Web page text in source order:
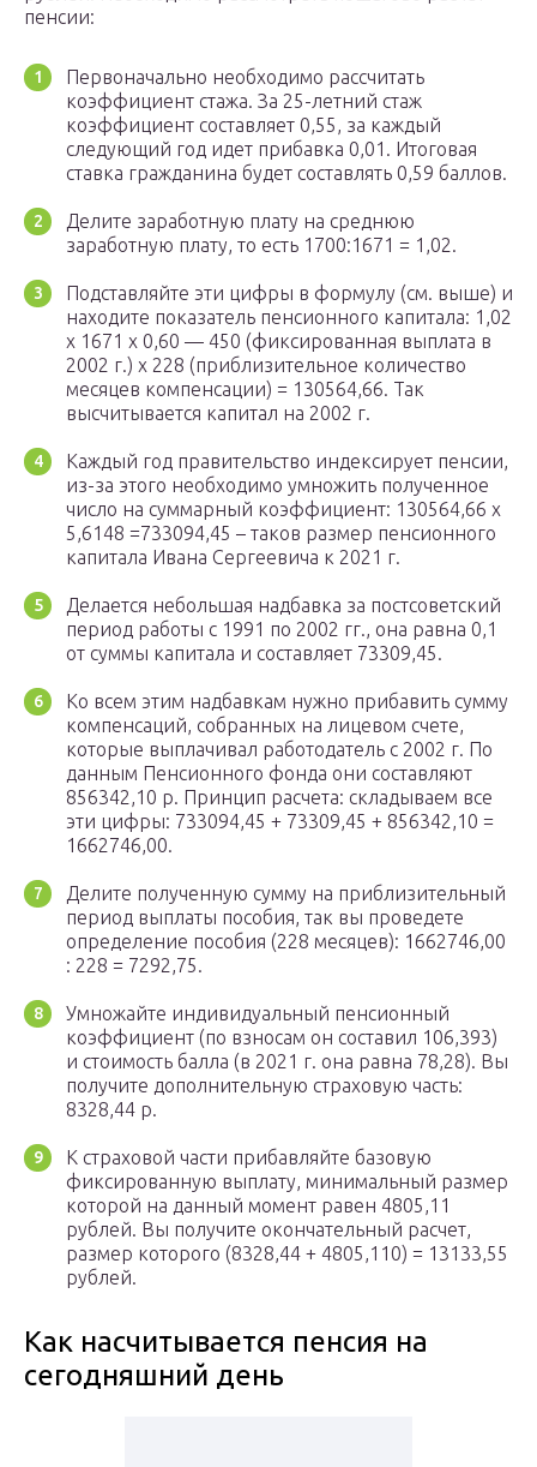
пенсии:
Первоначально необходимо рассчитать
коэффициент стажа. За 25-летний стаж
коэффициент составляет 0,55, за каждый
следующий год идет прибавка 0,01. Итоговая
ставка гражданина будет составлять 0,59 баллов.
Делите заработную плату на среднюю
заработную плату, то есть 1700:1671 = 1,02.
Подставляйте эти цифры в формулу (см. выше) и
находите показатель пенсионного капитала: 1,02
х 1671 х 0,60 — 450 (фиксированная выплата в
2002 г.) х 228 (приблизительное количество
месяцев компенсации) = 130564,66. Так
высчитывается капитал на 2002 г.
Каждый год правительство индексирует пенсии,
из-за этого необходимо умножить полученное
число на суммарный коэффициент: 130564,66 х
5,6148 =733094,45 – таков размер пенсионного
капитала Ивана Сергеевича к 2021 г.
Делается небольшая надбавка за постсоветский
период работы с 1991 по 2002 гг., она равна 0,1
от суммы капитала и составляет 73309,45.
Ко всем этим надбавкам нужно прибавить сумму
компенсаций, собранных на лицевом счете,
которые выплачивал работодатель с 2002 г. По
данным Пенсионного фонда они составляют
856342,10 р. Принцип расчета: складываем все
эти цифры: 733094,45 + 73309,45 + 856342,10 =
1662746,00.
Делите полученную сумму на приблизительный
период выплаты пособия, так вы проведете
определение пособия (228 месяцев): 1662746,00
: 228 = 7292,75.
Умножайте индивидуальный пенсионный
коэффициент (по взносам он составил 106,393)
и стоимость балла (в 2021 г. она равна 78,28). Вы
получите дополнительную страховую часть:
8328,44 р.
К страховой части прибавляйте базовую
фиксированную выплату, минимальный размер
которой на данный момент равен 4805,11
рублей. Вы получите окончательный расчет,
размер которого (8328,44 + 4805,110) = 13133,55
рублей.
Как насчитывается пенсия на
сегодняшний день